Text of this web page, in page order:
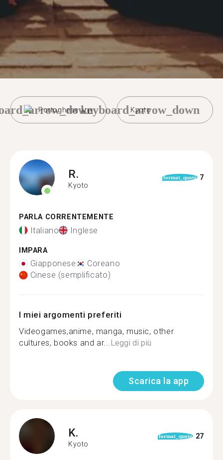
Portoghese Kyoto
keyboard_arrow_down
R.
Kyoto
format_quote 7
PARLA CORRENTEMENTE
Italiano Inglese
IMPARA
Giapponese
Coreano
Cinese (semplificato)
I miei argomenti preferiti
Videogames,anime, manga, music, other
cultures, books and ar...Leggi di più
Scarica la app
K.
Kyoto
format_quote 27